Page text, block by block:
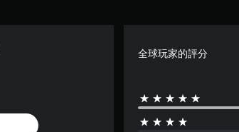
全球玩家的評分